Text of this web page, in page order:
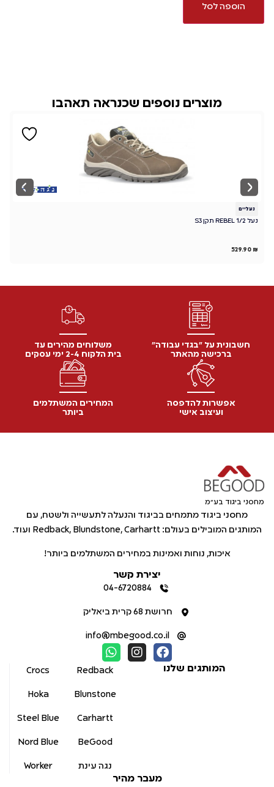
הוספה לסל
מוצרים נוספים שכנראה תאהבו
נעליים
נעל REBEL 1/2 תקן S3
529.90 ₪
חשבונית על "בגדי עבודה"
ברכישה מהאתר
משלוחים מהירים עד
בית הלקוח 2-4 ימי עסקים
אפשרות להדפסה
ועיצוב אישי
המחירים המשתלמים
ביותר
מחסני ביגוד בע"מ
מחסני ביגוד מתמחים בביגוד והנעלה לתעשייה ולשטח, עם
המותגים המובילים בעולם: Redback, Blundstone, Carhartt ועוד.
איכות, נוחות ואמינות במחירים המשתלמים ביותר!
מעבר מהיר
המותגים שלנו Redback
Blunstone
Carhartt
BeGood
נגה עינת
Crocs
Hoka
Steel Blue
Nord Blue
Worker
יצירת קשר
04-6720884
חרושת 68 קרית ביאליק
info@mbegood.co.il